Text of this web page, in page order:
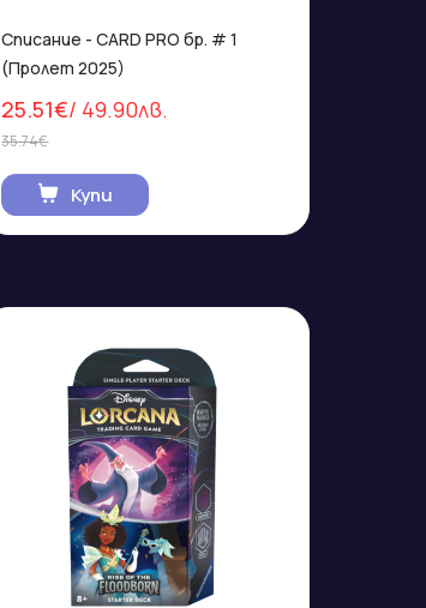
Списание - CARD PRO бр. # 1
(Пролет 2025)
25.51€/ 49.90лв.
35.74€
Купи